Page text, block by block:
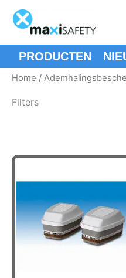
naar
inhoudPRODUCTEN
Home /
Filters